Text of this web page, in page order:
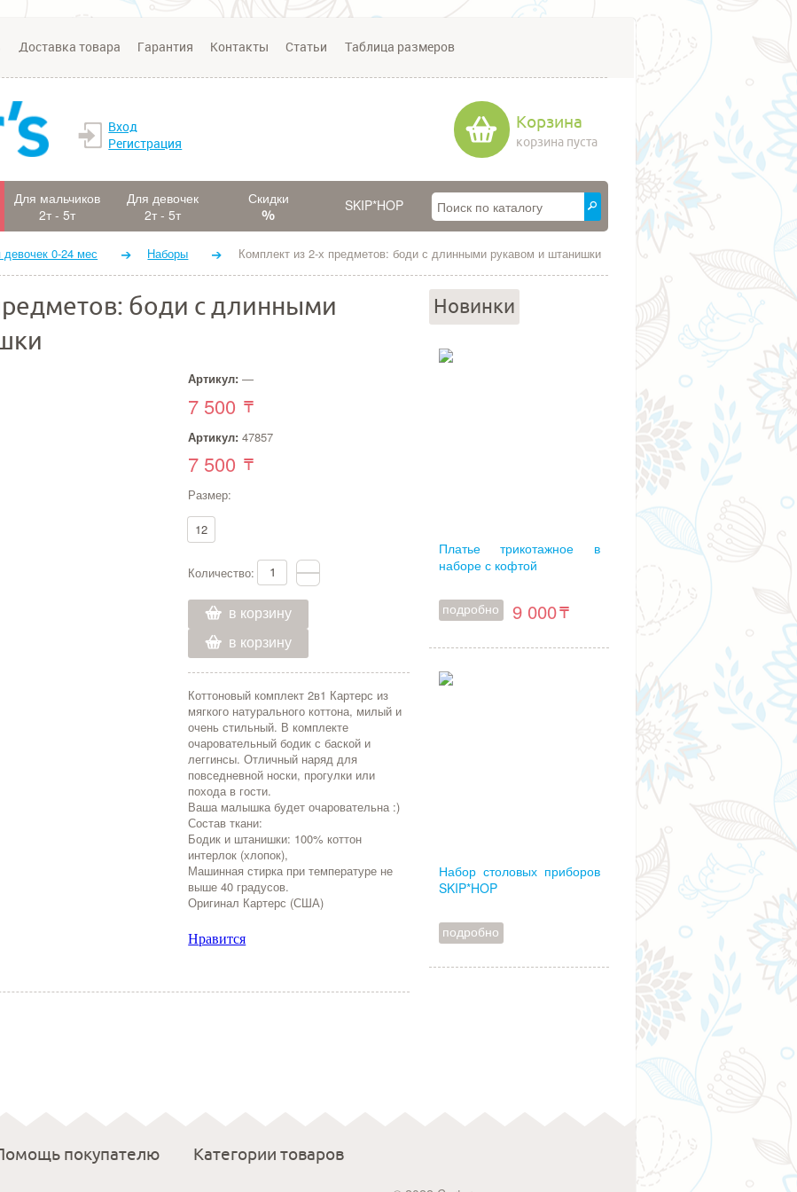
Доставка товара Гарантия Контакты Статьи Таблица размеров
Вход
Регистрация
Корзина
корзина пуста
Для мальчиков
2т - 5т
Для девочек
2т - 5т
Скидки SKIP*HOP
0-24 мес Наборы Комплект из 2-х предметов: боди с длинными рукавом и штанишки
боди с длинными
Артикул: —
7 500
Артикул: 47857
7 500
Размер:
12
Количество:
в корзину
в корзину
Коттоновый комплект 2в1 Картерс из
мягкого натурального коттона, милый и
очень стильный. В комплекте
очаровательный бодик с баской и
леггинсы. Отличный наряд для
повседневной носки, прогулки или
похода в гости.
Ваша малышка будет очаровательна :)
Состав ткани:
Бодик и штанишки: 100% коттон
интерлок (хлопок),
Машинная стирка при температуре не
выше 40 градусов.
Оригинал Картерс (США)
Нравится
Новинки
Платье трикотажное в
наборе с кофтой
подробно 9 000
Набор столовых приборов
SKIP*HOP
подробно
покупателю Категории товаров